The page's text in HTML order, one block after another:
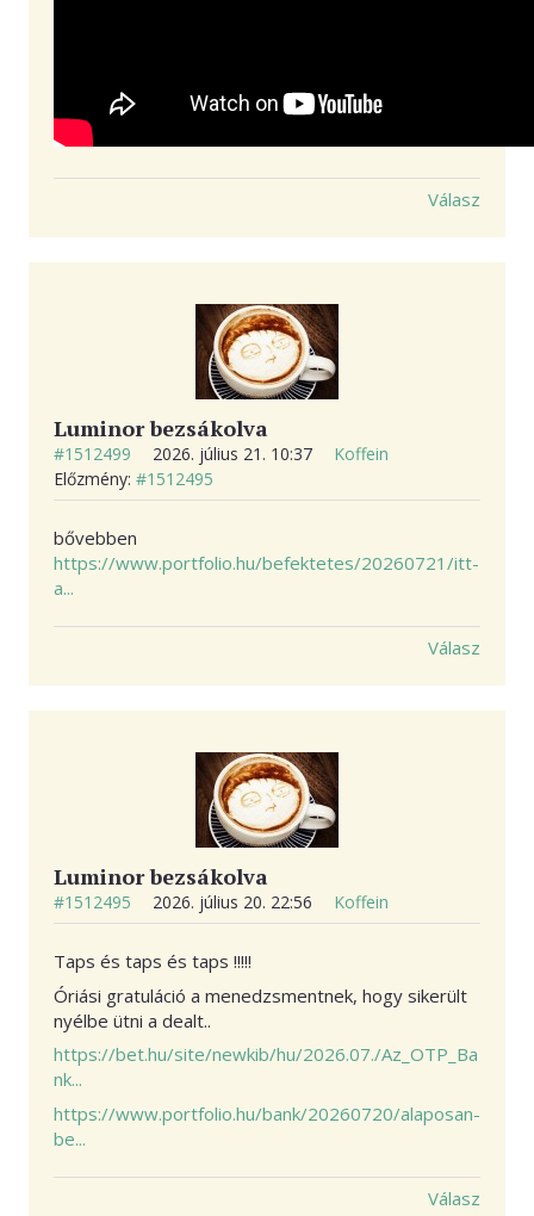
Válasz
Luminor bezsákolva
#1512499 2026. július 21. 10:37
Koffein
Előzmény: #1512495
bővebben
https://www.portfolio.hu/befektetes/20260721/itt-
a...
Válasz
Luminor bezsákolva
#1512495 2026. július 20. 22:56 Koffein
Taps és taps és taps !!!!!
Óriási gratuláció a menedzsmentnek, hogy sikerült
nyélbe ütni a dealt..
https://bet.hu/site/newkib/hu/2026.07./Az_OTP_Ba
nk...
https://www.portfolio.hu/bank/20260720/alaposan-
be...
Válasz